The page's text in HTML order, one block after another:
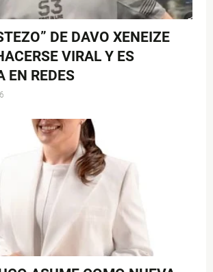
DE DAVO XENEIZE
VIRAL Y ES
EN REDES